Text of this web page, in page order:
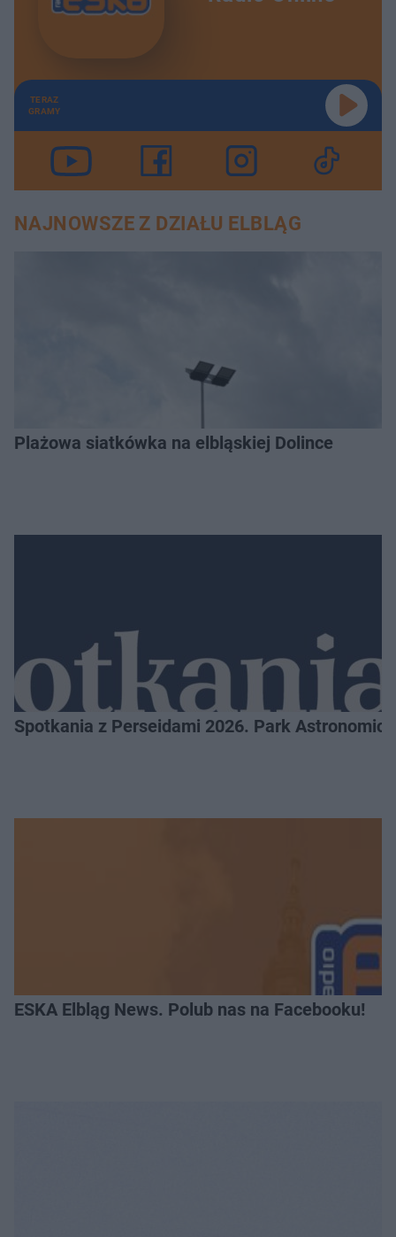
TERAZ
GRAMY
NAJNOWSZE Z DZIAŁU ELBLĄG
Plażowa siatkówka na elbląskiej Dolince
Spotkania z Perseidami 2026. Park
ESKA Elbląg News. Polub nas na Facebooku!